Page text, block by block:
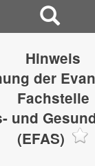
Hinweis
der
Fachstelle
und
(EFAS)